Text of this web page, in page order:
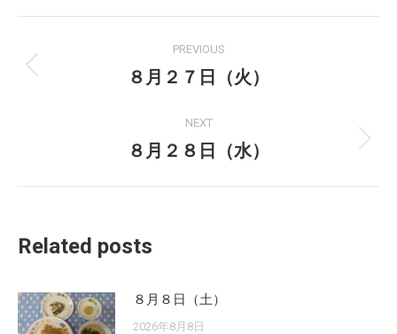
navigation
PREVIOUS
Previous
８月２７日（火）
NEXT
Next
８月２８日（水）
Related posts
８月８日（土）
2026年8月8日